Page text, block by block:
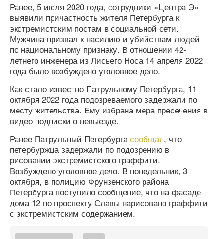
Ранее, 5 июля 2020 года, сотрудники «Центра Э»
выявили причастность жителя Петербурга к
экстремистским постам в социальной сети.
Мужчина призвал к насилию и убийствам людей
по национальному признаку. В отношении 42-
летнего инженера из Лисьего Носа 14 апреля 2022
года было возбуждено уголовное дело.
Как стало известно Патрульному Петербурга, 11
октября 2022 года подозреваемого задержали по
месту жительства. Ему избрана мера пресечения в
видео подписки о невыезде.
Ранее Патрульный Петербургасообщал, что
петербуржца задержали по подозрению в
рисовании экстремистского граффити.
Возбуждено уголовное дело. В понедельник, 3
октября, в полицию Фрунзенского района
Петербурга поступило сообщение, что на фасаде
дома 12 по проспекту Славы нарисовано граффити
с экстремистским содержанием.